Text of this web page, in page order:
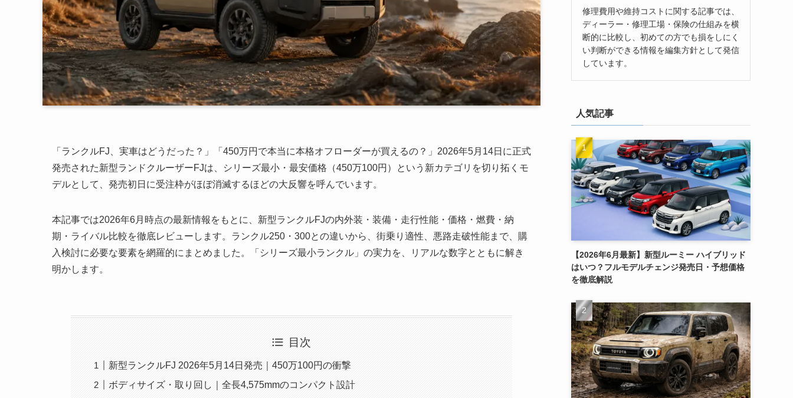
「ランクルFJ、実車はどうだった？」「450万円で本当に本格オフローダーが買えるの？」2026年5月14日に正式
発売された新型ランドクルーザーFJは、シリーズ最小・最安価格（450万100円）という新カテゴリを切り拓くモ
デルとして、発売初日に受注枠がほぼ消滅するほどの大反響を呼んでいます。
本記事では2026年6月時点の最新情報をもとに、新型ランクルFJの内外装・装備・走行性能・価格・燃費・納
期・ライバル比較を徹底レビューします。ランクル250・300との違いから、街乗り適性、悪路走破性能まで、購
入検討に必要な要素を網羅的にまとめました。「シリーズ最小ランクル」の実力を、リアルな数字とともに解き
明かします。
目次
新型ランクルFJ 2026年5月14日発売｜450万100円の衝撃
ボディサイズ・取り回し｜全長4,575mmのコンパクト設計
修理費用や維持コストに関する記事では、
ディーラー・修理工場・保険の仕組みを横
断的に比較し、初めての方でも損をしにく
い判断ができる情報を編集方針として発信
しています。
人気記事
【2026年6月最新】新型ルーミー ハイブリッド
はいつ？フルモデルチェンジ発売日・予想価格
を徹底解説